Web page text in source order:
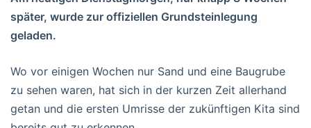
später, wurde zur offiziellen Grundsteinlegung
geladen.
Wo vor einigen Wochen nur Sand und eine Baugrube
zu sehen waren, hat sich in der kurzen Zeit allerhand
getan und die ersten Umrisse der zukünftigen Kita sind